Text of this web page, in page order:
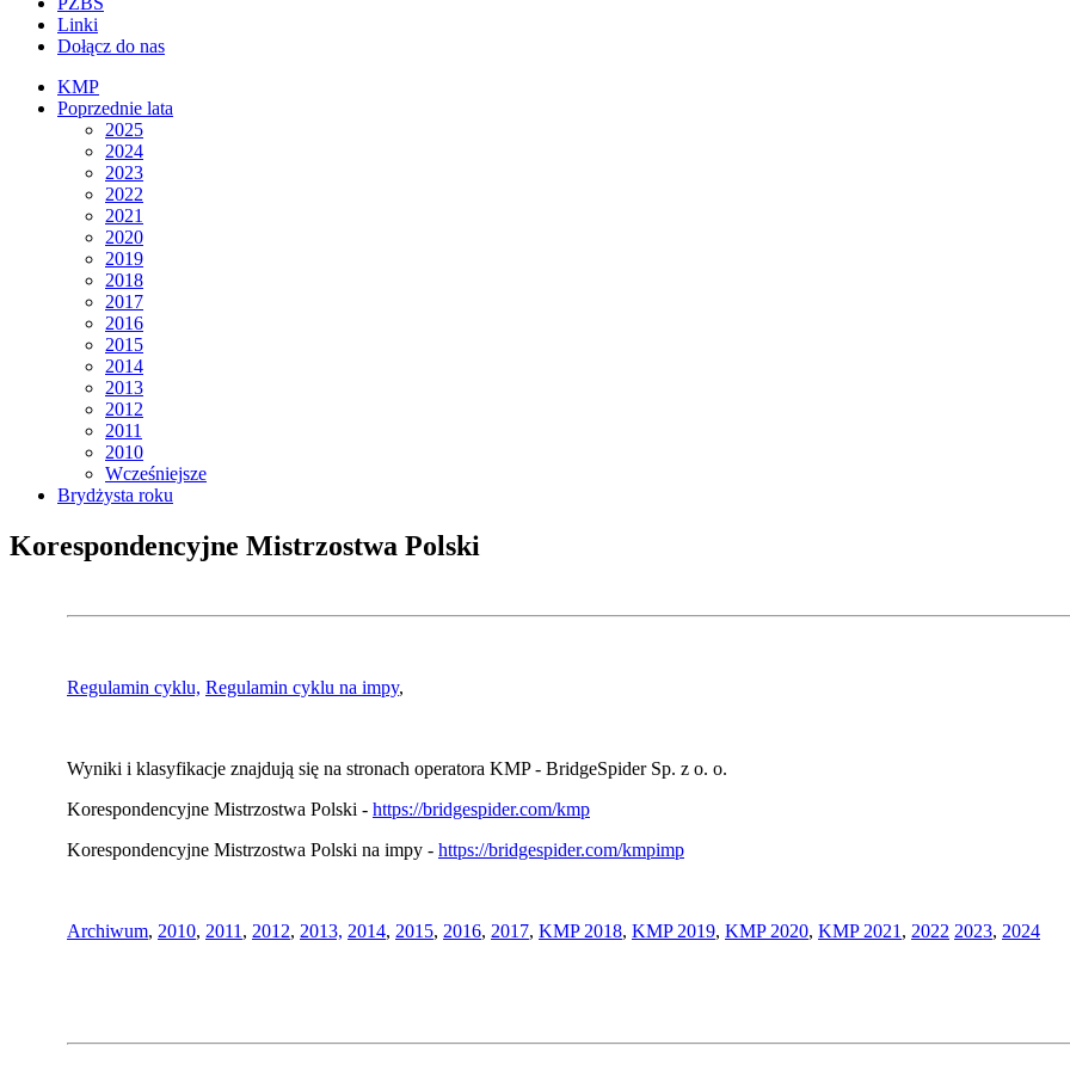
Linki
Dołącz do nas
KMP
Poprzednie lata
2025
2024
2023
2022
2021
2020
2019
2018
2017
2016
2015
2014
2013
2012
2011
2010
Wcześniejsze
Brydżysta roku
Korespondencyjne Mistrzostwa Polski
Regulamin cyklu, Regulamin cyklu na impy,
Wyniki i klasyfikacje znajdują się na stronach operatora KMP - BridgeSpider Sp. z o. o.
Korespondencyjne Mistrzostwa Polski - https://bridgespider.com/kmp
Korespondencyjne Mistrzostwa Polski na impy - https://bridgespider.com/kmpimp
Archiwum, 2010, 2011 , 2012, 2013, 2014, 2015, 2016, 2017, KMP 2018, KMP 2019, KMP 2020, KMP 2021 , 2022 2023, 2024